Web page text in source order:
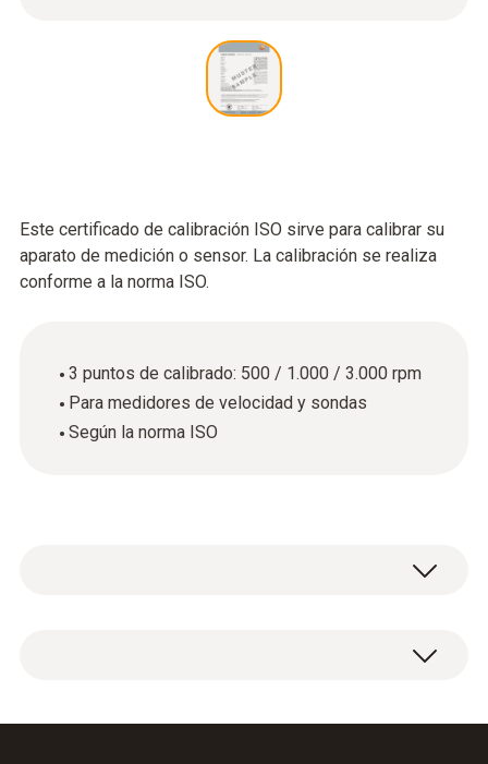
Este certificado de calibración ISO sirve para calibrar su
aparato de medición o sensor. La calibración se realiza
conforme a la norma ISO.
3 puntos de calibrado: 500 / 1.000 / 3.000 rpm
Para medidores de velocidad y sondas
Según la norma ISO
Certificado de calibración ISO Velocidad con 3